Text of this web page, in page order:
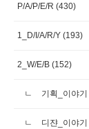
P/A/P/E/R (430)
1_D/I/A/R/Y (193)
2_W/E/B (152)
기획_이야기
디쟌_이야기